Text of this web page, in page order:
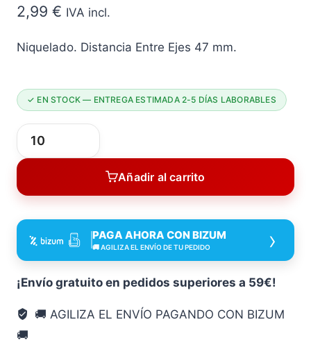
2,99 € IVA incl.
Niquelado. Distancia Entre Ejes 47 mm.
✓ EN STOCK — ENTREGA ESTIMADA 2-5 DÍAS LABORABLES
Picaporte
Unificado
47
NIQ
SAT
Jandel
Niquelado
de
madera
Añadir al carrito
PAGA AHORA CON BIZUM
🚚 AGILIZA EL ENVÍO DE TU PEDIDO ›
¡Envío gratuito en pedidos superiores a 59€!
🚚 AGILIZA EL ENVÍO PAGANDO CON BIZUM
🚚